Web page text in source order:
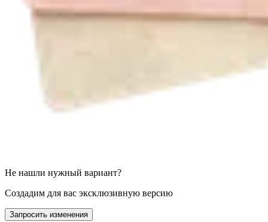
Не нашли нужный вариант?
Создадим для вас эксклюзивную версию
Запросить изменения